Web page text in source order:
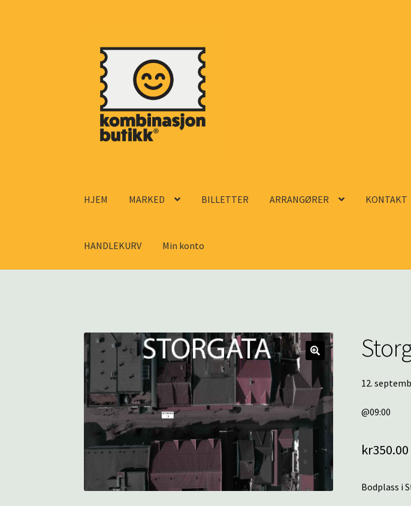
navigasjon
innhold
HJEM MARKED BILLETTER ARRANGØRER KONTAKT
HANDLEKURV Min konto
12.
@09:00
kr350.00
Bodplass i